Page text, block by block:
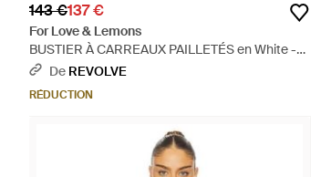
143 €137 €
For Love & Lemons
BUSTIER À CARREAUX PAILLETÉS en White -
Blanc
De REVOLVE
RÉDUCTION